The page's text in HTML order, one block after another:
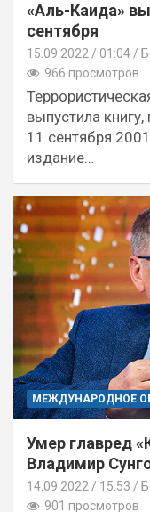
«Аль-Каида»
сентября
15.09.2022 01:04 /
966 просмотров
выпустила
11 сентября
издание…
МЕЖДУНАРОДНОЕ
Умер главред
Владимир
14.09.2022 15:53 /
901 просмотров